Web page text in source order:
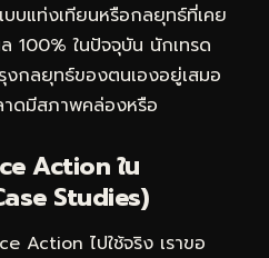
บแท่งเทียนหรือกลยุทธ์ที่เคย
100% ในปัจจุบัน นักเทรด
งกลยุทธ์ของตนเองอยู่เสมอ
าดมีสภาพคล่องหรือ
Action ใน
Studies)
Action ไปใช้จริง เราขอ